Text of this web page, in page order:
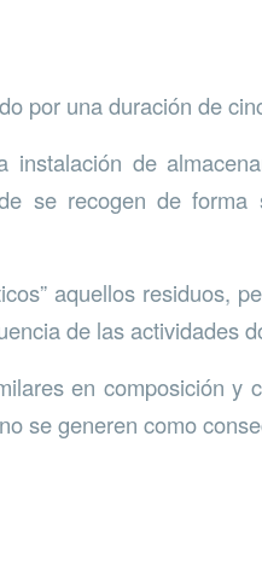
por una duración de
instalación de
se recogen de forma
aquellos residuos,
de las actividades
en composición y
se generen como